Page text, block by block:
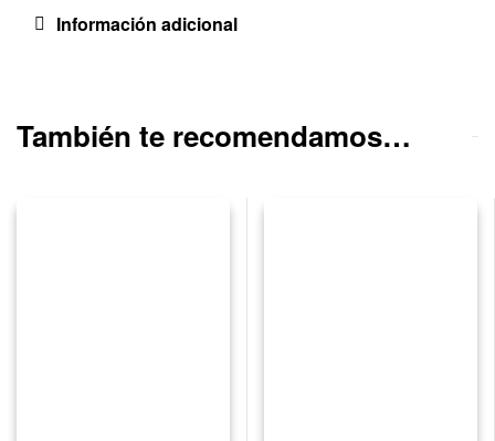
Información adicional
También te recomendamos…